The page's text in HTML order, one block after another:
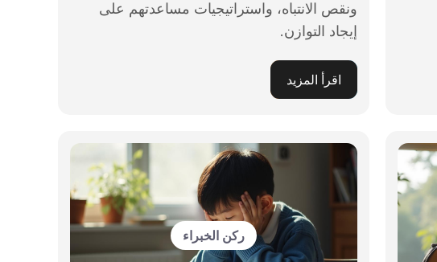
ونقص الانتباه، واستراتيجيات مساعدتهم على
إيجاد التوازن.
اقرأ المزيد
ركن الخبراء